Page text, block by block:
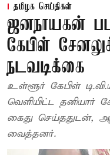
தமிழக செய்திகள்
ஜனநாயகன்
கேபிள்
நடவடிக்கை
உள்ளூர் கேபிள்
வெளியிட்ட தனியார்
கைது செய்ததுடன்,
வைத்தனர்.